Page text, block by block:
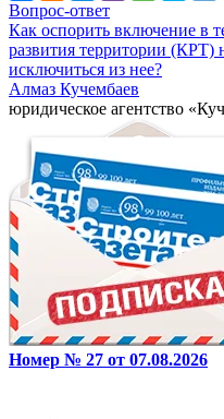
Вопрос-ответ
Как оспорить включение в
развития территории (КРТ)
исключиться из нее?
Алмаз Кучембаев
юридическое агентство
Номер № 27 от 07.08.2026